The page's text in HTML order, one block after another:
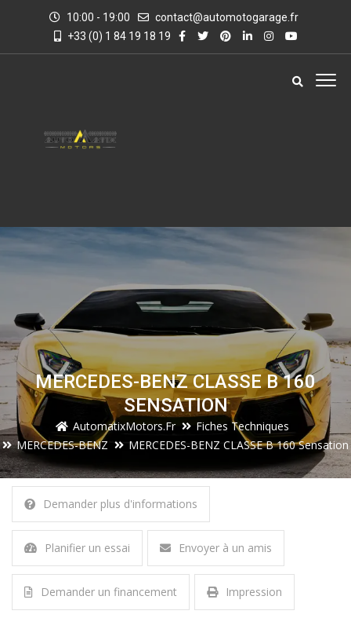
10:00 - 19:00
contact@automotogarage.fr
+33 (0) 1 84 19 18 19
MERCEDES-BENZ CLASSE B 160
SENSATION
AutomatixMotors.fr
Fiches Techniques
MERCEDES-BENZ
MERCEDES-BENZ CLASSE B 160 Sensation
Demander plus d'informations
Planifier un essai Envoyer à un amis
Demander un financement Impression